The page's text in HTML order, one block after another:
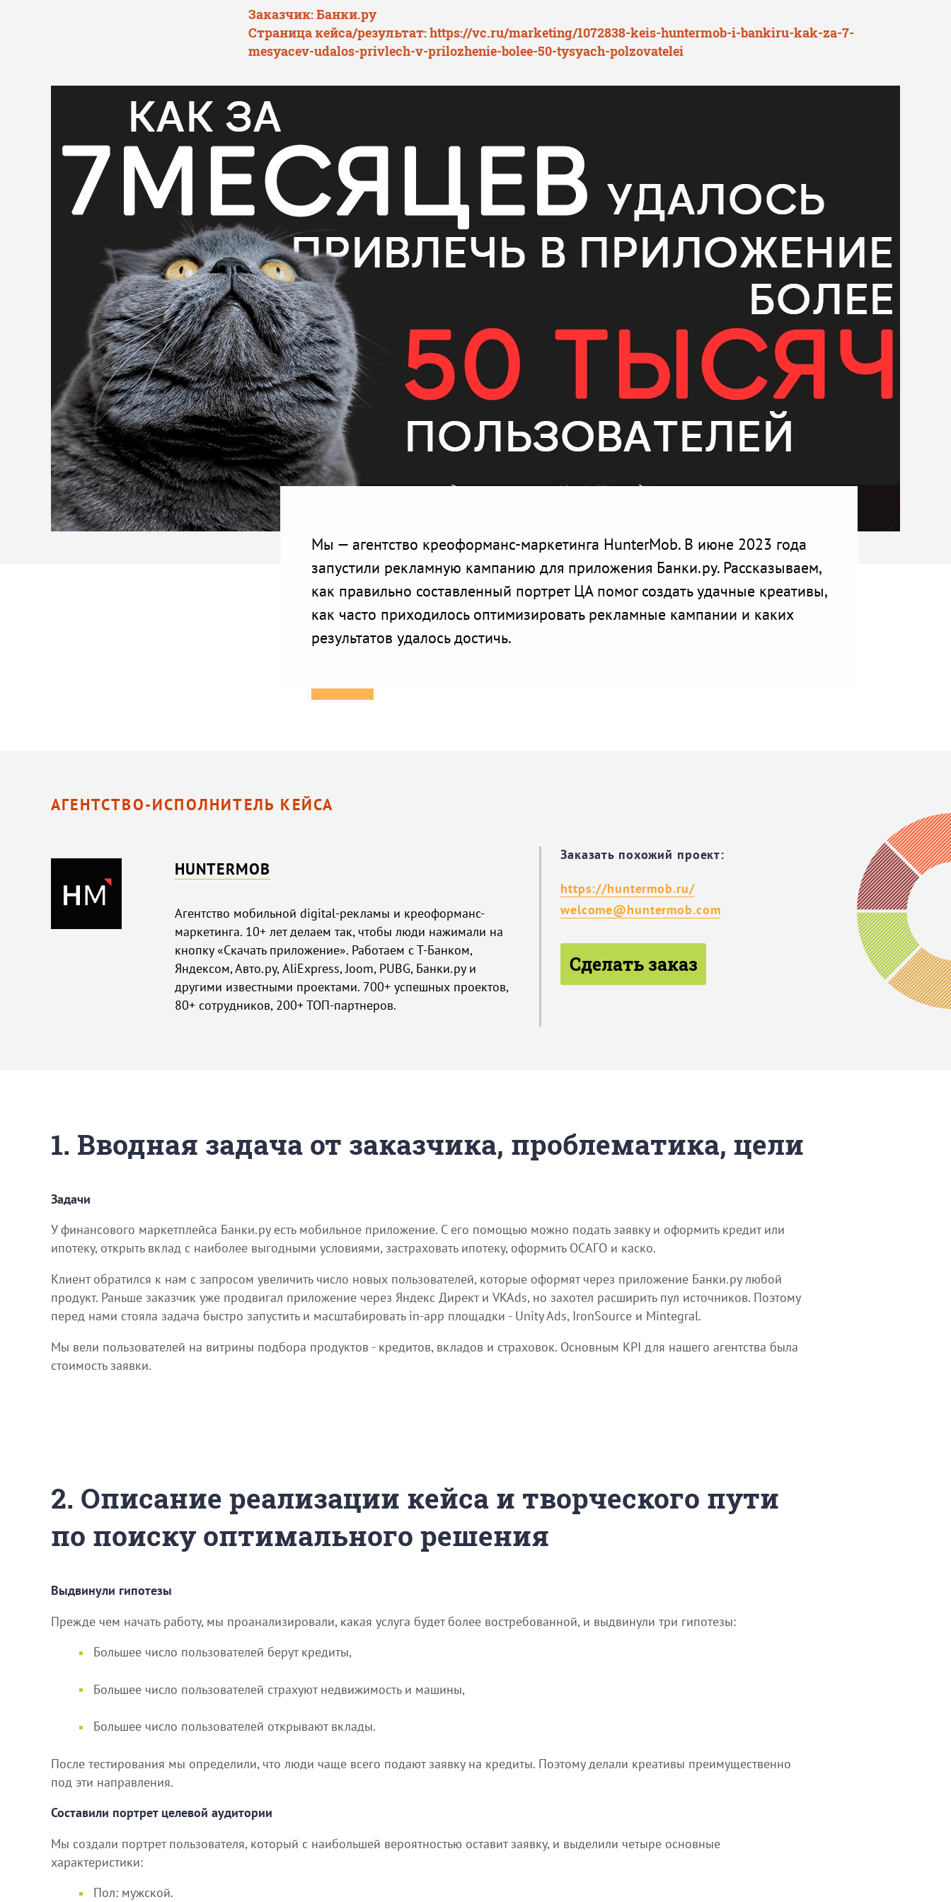
Заказчик: Банки.ру
Страница кейса/результат:https://vc.ru/marketing/1072838-keis-huntermob-i-bankiru-kak-za-7-
mesyacev-udalos-privlech-v-prilozhenie-bolee-50-tysyach-polzovatelei
Мы — агентство креоформанс-маркетинга HunterMob. В июне 2023 года
запустили рекламную кампанию для приложения Банки.ру. Рассказываем,
как правильно составленный портрет ЦА помог создать удачные креативы,
как часто приходилось оптимизировать рекламные кампании и каких
результатов удалось достичь.
АГЕНТСТВО-ИСПОЛНИТЕЛЬ КЕЙСА
HUNTERMOB
Агентство мобильной digital-рекламы и креоформанс-
маркетинга. 10+ лет делаем так, чтобы люди нажимали на
кнопку «Скачать приложение». Работаем с Т-Банком,
Яндексом, Авто.ру, AliExpress, Joom, PUBG, Банки.ру и
другими известными проектами. 700+ успешных проектов,
80+ сотрудников, 200+ ТОП-партнеров.
Заказать похожий проект:
https://huntermob.ru/
welcome@huntermob.com
Сделать заказ
1. Вводная задача от заказчика, проблематика, цели
Задачи
У финансового маркетплейса Банки.ру есть мобильное приложение. С его помощью можно подать заявку и оформить кредит или
ипотеку, открыть вклад с наиболее выгодными условиями, застраховать ипотеку, оформить ОСАГО и каско.
Клиент обратился к нам с запросом увеличить число новых пользователей, которые оформят через приложение Банки.ру любой
продукт. Раньше заказчик уже продвигал приложение через Яндекс Директ и VKAds, но захотел расширить пул источников. Поэтому
перед нами стояла задача быстро запустить и масштабировать in-app площадки - Unity Ads, IronSource и Mintegral.
Мы вели пользователей на витрины подбора продуктов - кредитов, вкладов и страховок. Основным KPI для нашего агентства была
стоимость заявки.
2. Описание реализации кейса и творческого пути
по поиску оптимального решения
Выдвинули гипотезы
Прежде чем начать работу, мы проанализировали, какая услуга будет более востребованной, и выдвинули три гипотезы:
Большее число пользователей берут кредиты,
Большее число пользователей страхуют недвижимость и машины,
Большее число пользователей открывают вклады.
После тестирования мы определили, что люди чаще всего подают заявку на кредиты. Поэтому делали креативы преимущественно
под эти направления.
Составили портрет целевой аудитории
Мы создали портрет пользователя, который с наибольшей вероятностью оставит заявку, и выделили четыре основные
характеристики:
Пол: мужской.